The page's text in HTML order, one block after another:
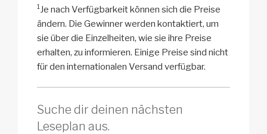
1Je nach Verfügbarkeit können sich die Preise
ändern. Die Gewinner werden kontaktiert, um
sie über die Einzelheiten, wie sie ihre Preise
erhalten, zu informieren. Einige Preise sind nicht
für den internationalen Versand verfügbar.
Suche dir deinen nächsten
Leseplan aus.